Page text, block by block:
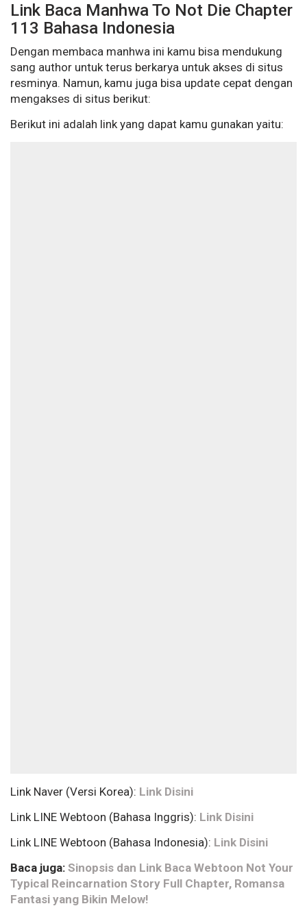
Link Baca Manhwa To Not Die Chapter
113 Bahasa Indonesia
Dengan membaca manhwa ini kamu bisa mendukung
sang author untuk terus berkarya untuk akses di situs
resminya. Namun, kamu juga bisa update cepat dengan
mengakses di situs berikut:
Berikut ini adalah link yang dapat kamu gunakan yaitu:
Link Naver (Versi Korea): Link Disini
Link LINE Webtoon (Bahasa Inggris): Link Disini
Link LINE Webtoon (Bahasa Indonesia): Link Disini
Baca juga: Sinopsis dan Link Baca Webtoon Not Your
Typical Reincarnation Story Full Chapter, Romansa
Fantasi yang Bikin Melow!